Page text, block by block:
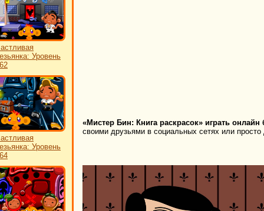
Уровень
Уровень
«Мистер Бин: Книга раскрасок» играть онлайн
своими друзьями в социальных сетях или просто